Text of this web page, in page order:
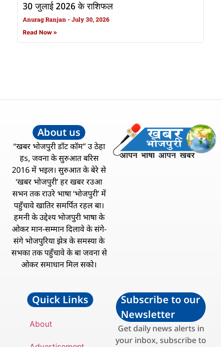
30 जुलाई 2026 के राशिफल
Anurag Ranjan July 30, 2026
Read Now »
About us
“खबर भोजपुरी डॉट कॉम” उ ठेहा
हs, जवना के सुरुआत बरिस
2016 में भइल। सुरुआत के बेरे से
‘खबर भोजपुरी’ हर खबर रउआ
सभन तक राउरे भाषा ‘भोजपुरी’ में
पहुँचावे खातिर समर्पित रहल बा।
हमनी के उद्देश्य भोजपुरी भाषा के
ओकर मान-सम्मान दिलावे के संगे-
संगे भोजपुरिया झेत्र के समस्या के
सभका तक पहुँचावे के बा जवना से
ओकर समाधान मिल सको।
Quick Links
About
Subscribe to our
Newsletter
Get daily news alerts in
your inbox, subscribe to